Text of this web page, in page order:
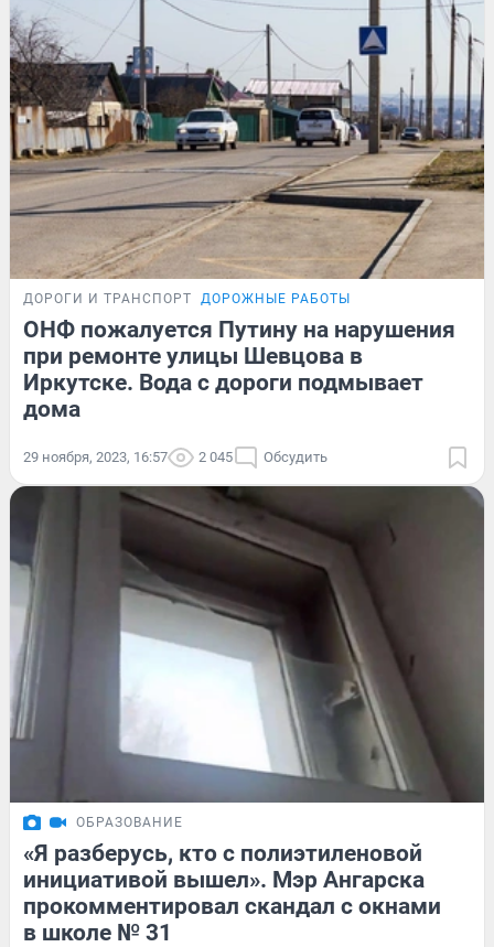
ДОРОГИ И ТРАНСПОРТ ДОРОЖНЫЕ РАБОТЫ
ОНФ пожалуется Путину на нарушения
при ремонте улицы Шевцова в
Иркутске. Вода с дороги подмывает
дома
29 ноября, 2023, 16:57 2 045 Обсудить
ОБРАЗОВАНИЕ
«Я разберусь, кто с полиэтиленовой
инициативой вышел». Мэр Ангарска
прокомментировал скандал с окнами
в школе № 31